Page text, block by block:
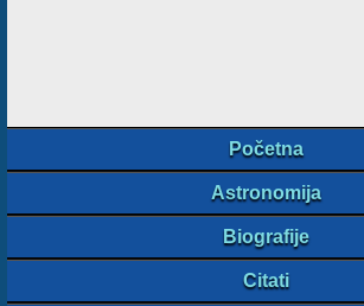
Početna
Astronomija
Biografije
Citati